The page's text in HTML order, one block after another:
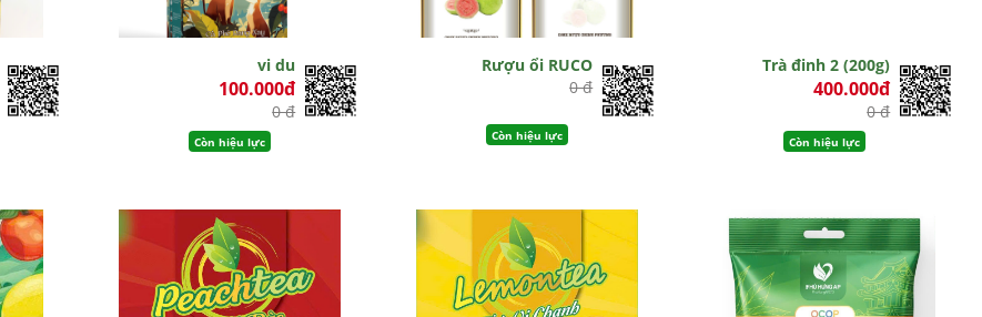
vi du
100.000đ
0 đ
Còn hiệu lực
Rượu ổi RUCO
0 đ
Còn hiệu lực
Trà đinh 2 (200g)
400.000đ
0 đ
Còn hiệu lực